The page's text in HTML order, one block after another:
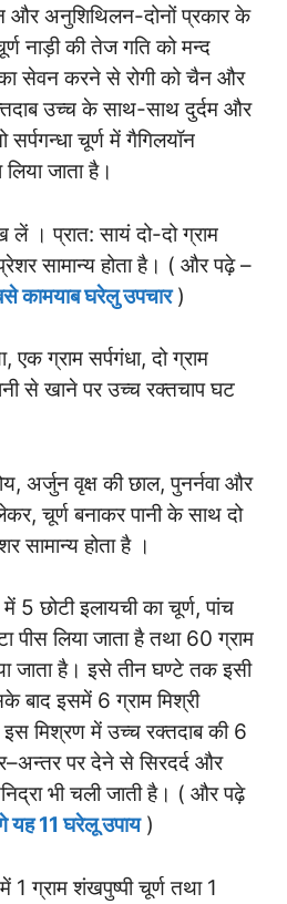
और अनुशिथिलन-दोनों प्रकार के
नाड़ी की तेज गति को मन्द
का सेवन करने से रोगी को चैन और
उच्च के साथ-साथ दुर्दम और
सर्पगन्धा चूर्ण में गैगिलयॉन
जाता है।
। प्रात: सायं दो-दो ग्राम
सामान्य होता है। ( और पढ़े –
कामयाब घरेलु उपचार)
एक ग्राम सर्पगंधा, दो ग्राम
से खाने पर उच्च रक्तचाप घट
अर्जुन वृक्ष की छाल, पुनर्नवा और
चूर्ण बनाकर पानी के साथ दो
सामान्य होता है ।
में 5 छोटी इलायची का चूर्ण, पांच
पीस लिया जाता है तथा 60 ग्राम
जाता है। इसे तीन घण्टे तक इसी
बाद इसमें 6 ग्राम मिश्री
मिश्रण में उच्च रक्तदाब की 6
पर देने से सिरदर्द और
भी चली जाती है। ( और पढ़े
यह 11 घरेलू उपाय)
में 1 ग्राम शंखपुष्पी चूर्ण तथा 1